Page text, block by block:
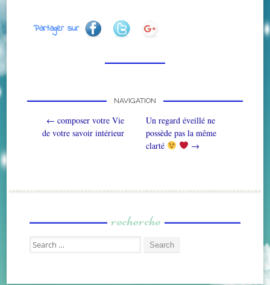
Partager sur
Post navigation
NAVIGATION
← composer votre Vie
de votre savoir intérieur
Un regard éveillé ne
possède pas la même
clarté
→
recherche
Search for: